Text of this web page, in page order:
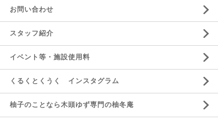
お問い合わせ
スタッフ紹介
イベント等・施設使用料
くるくとくうく インスタグラム
柚子のことなら木頭ゆず専門の柚冬庵